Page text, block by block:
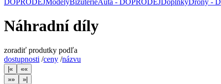
DOPRODEJModelyBižuterieAuta - DOPRODEJDoplňkyDrony -
Náhradní díly
zoradiť produtky podľa
dostupnosti /ceny /názvu